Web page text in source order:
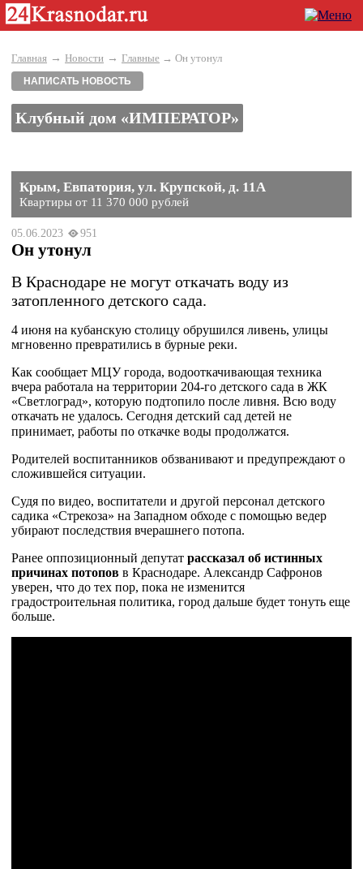
Главная → Новости → Главные → Он утонул
НАПИСАТЬ НОВОСТЬ
Клубный дом «ИМПЕРАТОР»
Крым, Евпатория, ул. Крупской, д. 11А
Квартиры от 11 370 000 рублей
05.06.2023 951
Он утонул
В Краснодаре не могут откачать воду из
затопленного детского сада.
4 июня на кубанскую столицу обрушился ливень, улицы
мгновенно превратились в бурные реки.
Как сообщает МЦУ города, водооткачивающая техника
вчера работала на территории 204-го детского сада в ЖК
«Светлоград», которую подтопило после ливня. Всю воду
откачать не удалось. Сегодня детский сад детей не
принимает, работы по откачке воды продолжатся. ⠀
Родителей воспитанников обзванивают и предупреждают о
сложившейся ситуации.
Судя по видео, воспитатели и другой персонал детского
садика «Стрекоза» на Западном обходе с помощью ведер
убирают последствия вчерашнего потопа.
Ранее оппозиционный депутат рассказал об истинных
причинах потопов в Краснодаре. Александр Сафронов
уверен, что до тех пор, пока не изменится
градостроительная политика, город дальше будет тонуть еще
больше.